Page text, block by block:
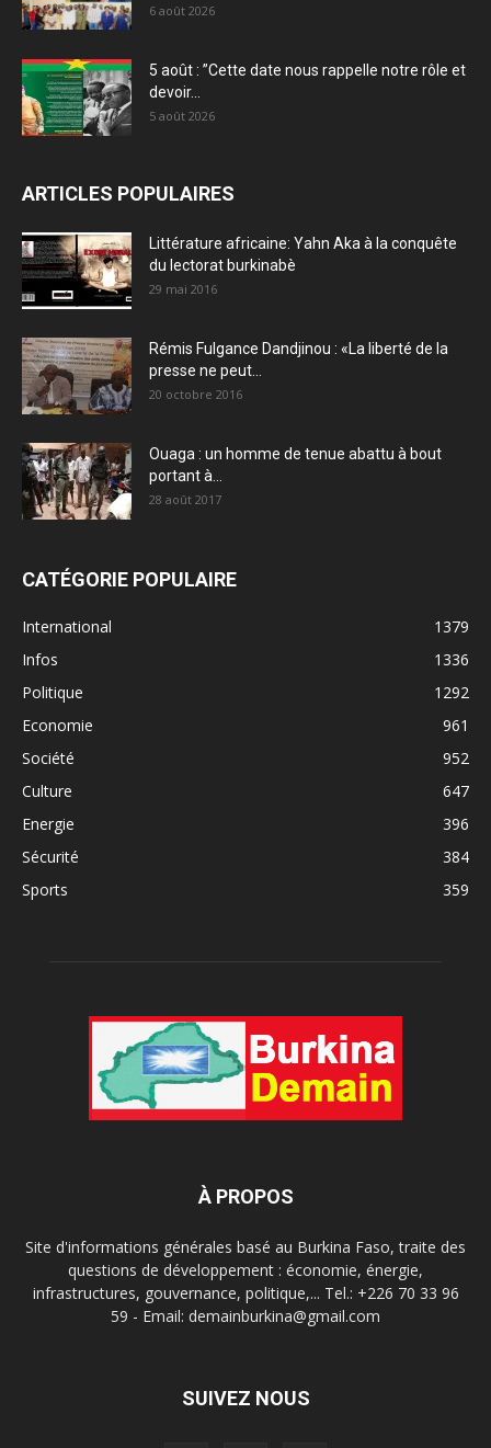
6 août 2026
5 août : ”Cette date nous rappelle notre rôle et
devoir...
5 août 2026
ARTICLES POPULAIRES
Littérature africaine: Yahn Aka à la conquête
du lectorat burkinabè
29 mai 2016
Rémis Fulgance Dandjinou : «La liberté de la
presse ne peut...
20 octobre 2016
Ouaga : un homme de tenue abattu à bout
portant à...
28 août 2017
CATÉGORIE POPULAIRE
International
1379
Infos
1336
Politique
1292
Economie
961
Société
952
Culture
647
Energie
396
Sécurité
384
Sports
359
À PROPOS
Site d'informations générales basé au Burkina Faso, traite des
questions de développement : économie, énergie,
infrastructures, gouvernance, politique,... Tel.: +226 70 33 96
59 - Email: demainburkina@gmail.com
SUIVEZ NOUS